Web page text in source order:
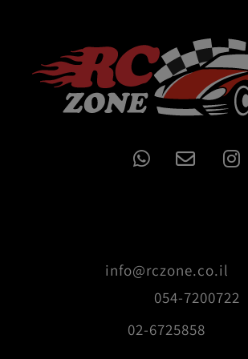
info@rczone.co.il
054-7200722
02-6725858